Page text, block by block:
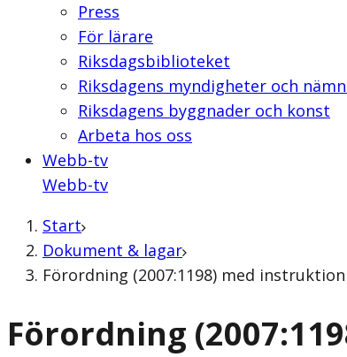
Press
För lärare
Riksdagsbiblioteket
Riksdagens myndigheter och
Riksdagens byggnader och konst
Arbeta hos oss
Webb-tv
Webb-tv
Start
Dokument & lagar
Förordning (2007:1198) med
Förordning